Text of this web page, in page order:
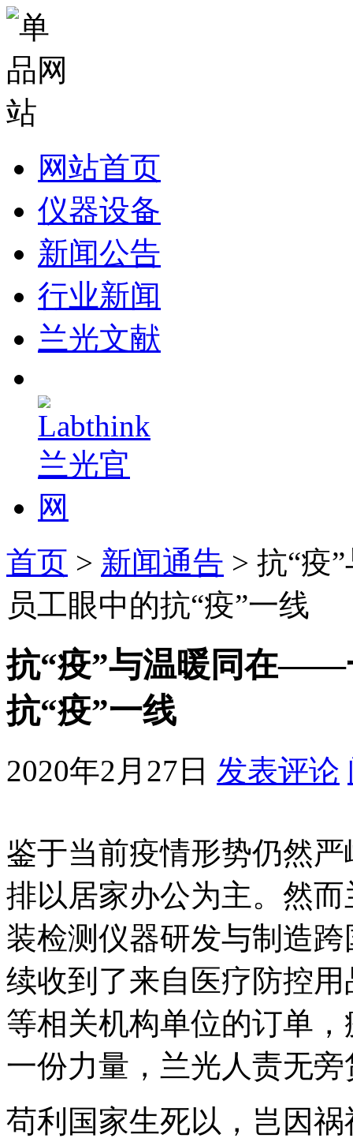
网站首页
仪器设备
新闻公告
行业新闻
兰光文献
首页 > 新闻通告 > 抗“疫
员工眼中的抗“疫”一线
抗“疫”与温暖同在——
抗“疫”一线
2020年2月27日 发表评论
鉴于当前疫情形势仍然
排以居家办公为主。然
装检测仪器研发与制造
续收到了来自医疗防控
等相关机构单位的订单
一份力量，兰光人责无旁
苟利国家生死以，岂因